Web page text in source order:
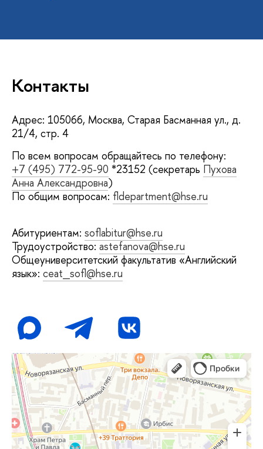
Контакты
Адрес: 105066, Москва, Старая Басманная ул., д.
21/4, стр. 4
По всем вопросам обращайтесь по телефону:
+7 (495) 772-95-90 *23152 (секретарь Пухова
Анна Александровна)
По общим вопросам: fldepartment@hse.ru
Абитуриентам: soflabitur@hse.ru
Трудоустройство: astefanova@hse.ru
Общеуниверситетский факультатив «Английский
язык»: ceat_sofl@hse.ru